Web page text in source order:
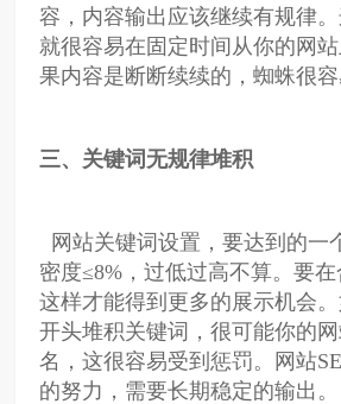
容，内容输出应该继续有规律
就很容易在固定时间从你的网
果内容是断断续续的，蜘蛛很容
三、关键词无规律堆积
网站关键词设置，要达到的一
密度≤8%，过低过高不算。要在
这样才能得到更多的展示机会
开头堆积关键词，很可能你的
名，这很容易受到惩罚。网站
的努力，需要长期稳定的输出。